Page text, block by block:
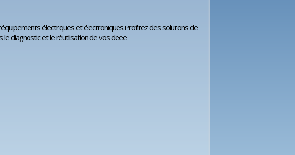
électriques et électroniques.Profitez des solutions de
diagnostic et le réutlisation de vos deee